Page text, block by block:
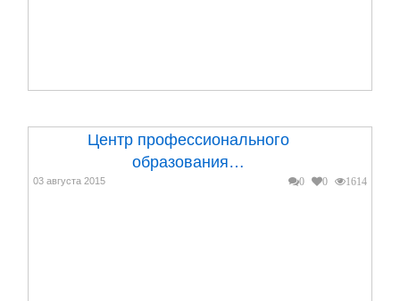
Центр профессионального
образования…
0 0 1614
03 августа 2015